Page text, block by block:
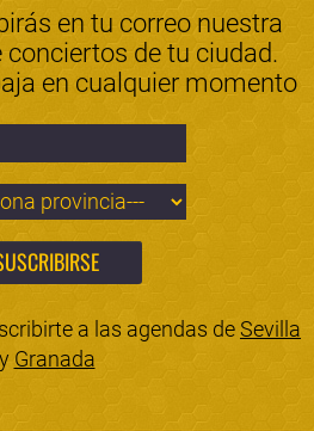
en tu correo nuestra
conciertos de tu ciudad.
en cualquier momento
a las agendas deSevilla
y Granada